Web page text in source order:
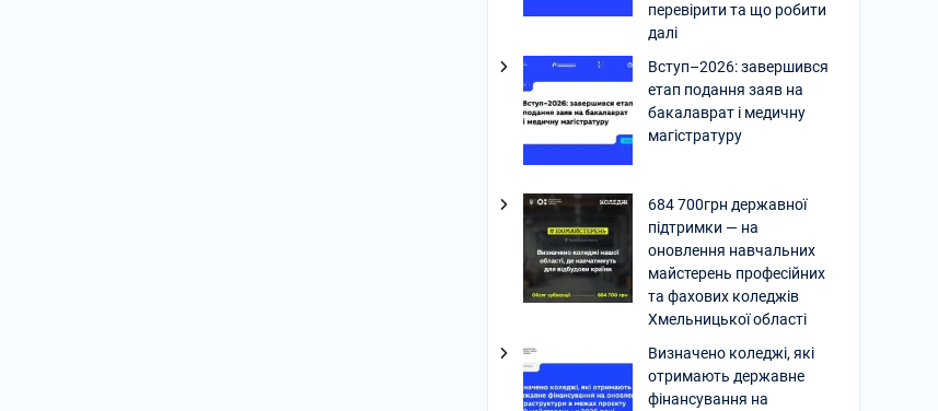
перевірити та що робити
далі
Вступ–2026: завершився
етап подання заяв на
бакалаврат і медичну
магістратуру
684 700грн державної
підтримки — на
оновлення навчальних
майстерень професійних
та фахових коледжів
Хмельницької області
Визначено коледжі, які
отримають державне
фінансування на